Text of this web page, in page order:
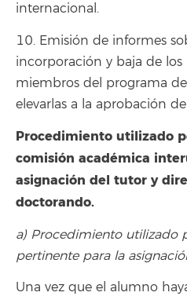
internacional.
10. Emisión de informes
incorporación y baja de
miembros del programa
elevarlas a la aprobación
Procedimiento utilizado
comisión académica
asignación del tutor y
doctorando.
a) Procedimiento utilizado
pertinente para la
Una vez que el alumno